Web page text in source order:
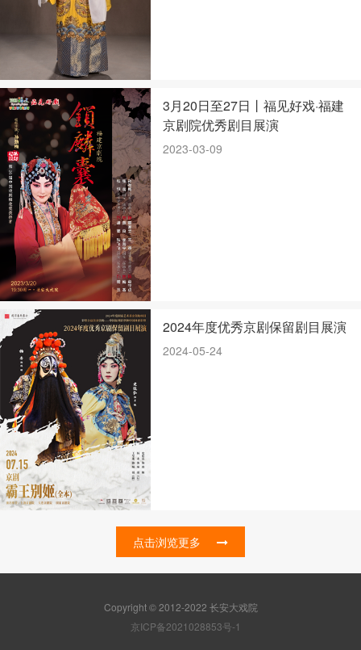
3月20日至27日丨福见好戏·福建
京剧院优秀剧目展演
2023-03-09
2024年度优秀京剧保留剧目展演
2024-05-24
点击浏览更多
Copyright © 2012-2022 长安大戏院
京ICP备2021028853号-1